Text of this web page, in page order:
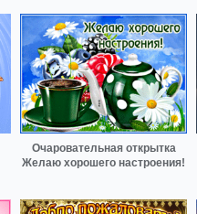
Очаровательная открытка
Желаю хорошего настроения!